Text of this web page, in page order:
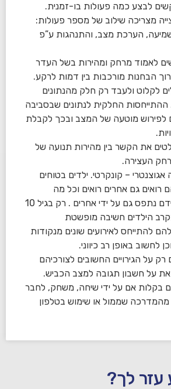
לבצע כמה פעולות בו-זמנית.
מצריכה שילוב של מספר פעולות:
הערכת מצב, והתנהגות ע”פ
לאמוד מרחק ומהירות בשל העדר
הבחנות מורכבות בין דמות לרקע.
לקלוט ולעבד רק חלק מהנתונים
החלקית לנתונים שבסביבה
לפירוש מוטעה של המצב ובכך לקבלת
את הקשר בין מהירות תנועה של
העצירה.
– קונקרטי. ילדים בטוחים
גם אחרים רואים וכל מה
שנתפס על ידם נתפס גם על ידי אחרים . רק בגיל 10
הילדים חשיבה מופשטת
להתייחס לאירועים שונים מנקודות
לחשוב באופן רב כיווני.
רק על הגירויים החשובים לצורכיהם
על חשבון תגובה למצב הכביש.
בקלות אם על ידי שיחה, משחק, לחבר
שממול או שימוש בטלפון
לך?